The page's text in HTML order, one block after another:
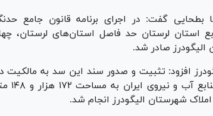
بطحایی گفت: در اجرای برنامه قانون جامع
استان لرستان حد فاصل استان‌های لرستان،
صادر شد.
افزود: تثبیت و صدور سند این سد به مالکیت
املاک شهرستان الیگودرز انجام شد.